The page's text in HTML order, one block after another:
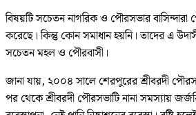
বিষয়টি সচেতন নাগরিক ও পৌরসভার
করেছে। কিন্তু কোন সমাধান হয়নি। তাদের এ
সচেতন মহল ও পৌরবাসী।
জানা যায়, ২০০৪ সালে শেরপুরের শ্রীবরদী
পর থেকে শ্রীবরদী পৌরসভাটি নানা সমস্যায়